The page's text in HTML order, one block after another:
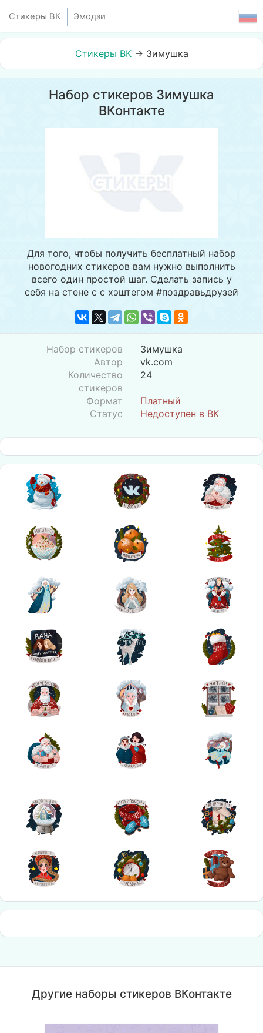
Стикеры ВК Эмодзи
Стикеры ВК→ Зимушка
Набор стикеров Зимушка
ВКонтакте
Для того, чтобы получить бесплатный набор
новогодних стикеров вам нужно выполнить
всего один простой шаг. Сделать запись у
себя на стене с с хэштегом #поздравьдрузей
Набор стикеров
Зимушка
Автор
vk.com
Количество
стикеров
24
Формат
Платный
Статус
Недоступен в ВК
Другие наборы стикеров ВКонтакте